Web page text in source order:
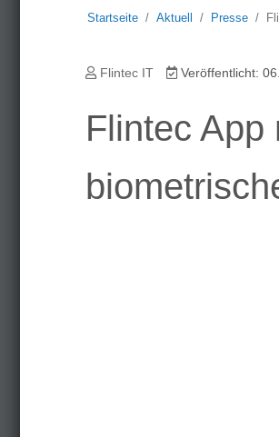
Startseite Aktuell Presse
Flintec IT Veröffentlicht:
Flintec App